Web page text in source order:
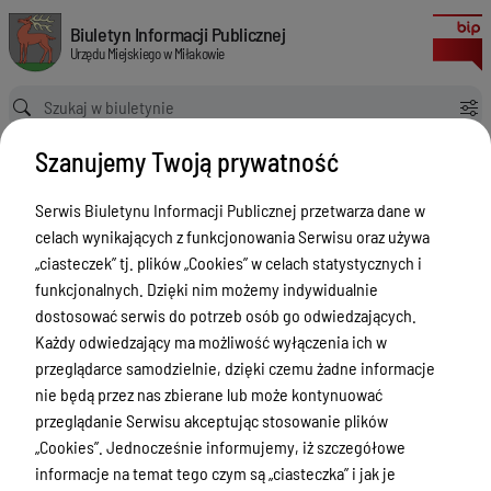
Rejestr 2025 rok
Biuletyn Informacji Publicznej Urzędu Miejskiego w Miłakowie
Biuletyn Informacji Publicznej
Urzędu Miejskiego w Miłakowie
Ścieżka powrotu
Strona główna
Rejestr - Udostępnianie Informacji Publicznej
Rejestr 2025 rok
Rejestr - Udostępnianie Informacji
Publicznej
Menu Przedmiotowe
Urząd Miejski w Miłakowie
Gmina Miłakowo
Majątek i finanse
Zamówienia publiczne
Urząd Stanu Cywilnego
Wersja obowiązująca
13:34:11
Drukuj
Rejestr 2025
rok
Szanujemy Twoją prywatność
Serwis Biuletynu Informacji Publicznej przetwarza dane w
celach wynikających z funkcjonowania Serwisu oraz używa
„ciasteczek” tj. plików „Cookies” w celach statystycznych i
funkcjonalnych. Dzięki nim możemy indywidualnie
dostosować serwis do potrzeb osób go odwiedzających.
Każdy odwiedzający ma możliwość wyłączenia ich w
przeglądarce samodzielnie, dzięki czemu żadne informacje
nie będą przez nas zbierane lub może kontynuować
przeglądanie Serwisu akceptując stosowanie plików
„Cookies”. Jednocześnie informujemy, iż szczegółowe
informacje na temat tego czym są „ciasteczka” i jak je